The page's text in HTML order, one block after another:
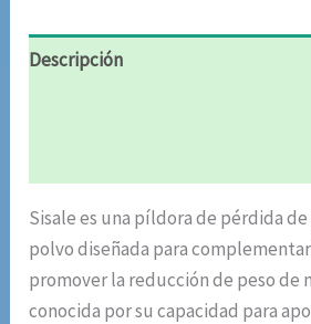
Descripción
Sisale es una píldora de pérdida
polvo diseñada para
promover la reducción de peso de
conocida por su capacidad para